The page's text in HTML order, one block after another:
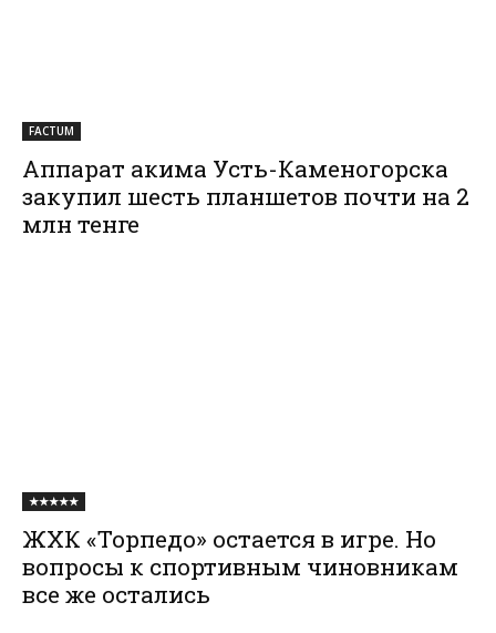
FACTUM
Аппарат акима Усть-Каменогорска
закупил шесть планшетов почти на 2
млн тенге
★★★★★
ЖХК «Торпедо» остается в игре. Но
вопросы к спортивным чиновникам
все же остались